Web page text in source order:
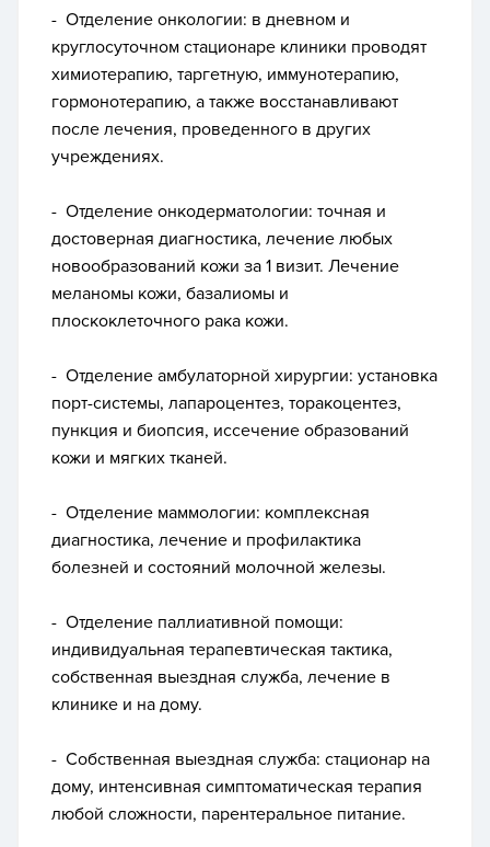
- Отделение онкологии: в дневном и
круглосуточном стационаре клиники проводят
химиотерапию, таргетную, иммунотерапию,
гормонотерапию, а также восстанавливают
после лечения, проведенного в других
учреждениях.
- Отделение онкодерматологии: точная и
достоверная диагностика, лечение любых
новообразований кожи за 1 визит. Лечение
меланомы кожи, базалиомы и
плоскоклеточного рака кожи.
- Отделение амбулаторной хирургии: установка
порт-системы, лапароцентез, торакоцентез,
пункция и биопсия, иссечение образований
кожи и мягких тканей.
- Отделение маммологии: комплексная
диагностика, лечение и профилактика
болезней и состояний молочной железы.
- Отделение паллиативной помощи:
индивидуальная терапевтическая тактика,
собственная выездная служба, лечение в
клинике и на дому.
- Собственная выездная служба: стационар на
дому, интенсивная симптоматическая терапия
любой сложности, парентеральное питание.